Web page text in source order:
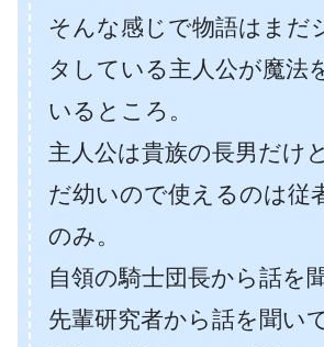
そんな感じで物語はまだ
タしている主人公が魔法
いるところ。
主人公は貴族の長男だけ
だ幼いので使えるのは従
のみ。
自領の騎士団長から話を
先輩研究者から話を聞い